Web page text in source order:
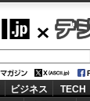
デジ
ビジネス TECH